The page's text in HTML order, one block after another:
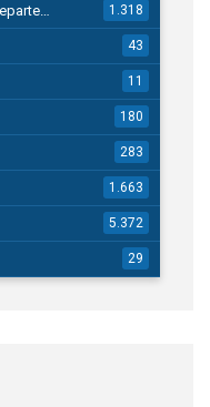
1.318
43
11
180
283
1.663
5.372
29